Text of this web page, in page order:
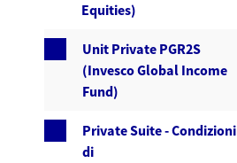
Equities)
Unit Private PGR2S
(Invesco Global Income
Fund)
Private Suite - Condizioni
di